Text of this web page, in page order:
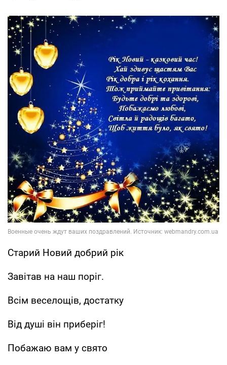
Старий Новий добрий рік
Завітав на наш поріг.
Всім веселощів, достатку
Від душі він приберіг!
Побажаю вам у свято